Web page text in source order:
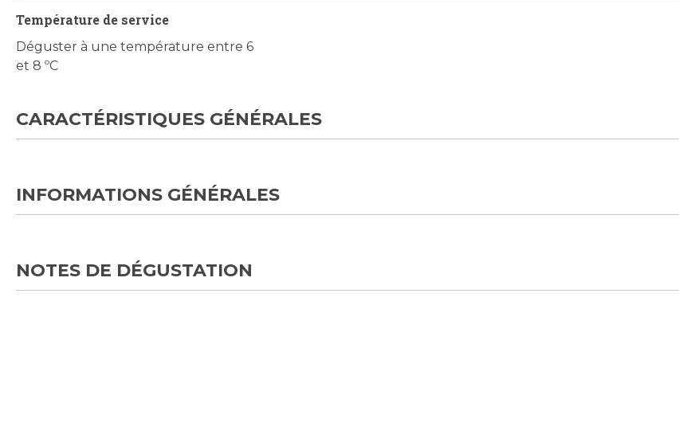
Température de service
Déguster à une température entre 6
et 8 ºC
CARACTÉRISTIQUES GÉNÉRALES
INFORMATIONS GÉNÉRALES
NOTES DE DÉGUSTATION